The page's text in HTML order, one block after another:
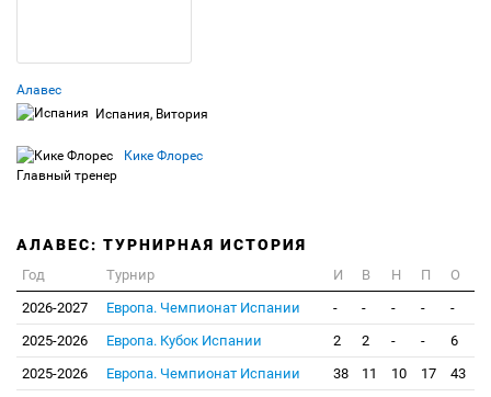
Алавес
Испания, Витория
Кике Флорес
Главный тренер
АЛАВЕС: ТУРНИРНАЯ ИСТОРИЯ
Год Турнир И В Н П
О
2026-2027
Европа. Чемпионат Испании - - - -
-
2025-2026
Европа. Кубок Испании 2 2 - -
6
2025-2026
Европа. Чемпионат Испании 38 11 10 17
43